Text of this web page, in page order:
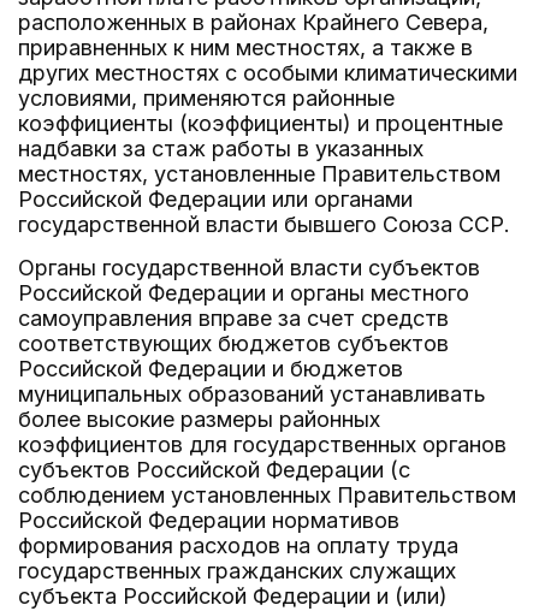
расположенных в районах Крайнего Севера,
приравненных к ним местностях, а также в
других местностях с особыми климатическими
условиями, применяются районные
коэффициенты (коэффициенты) и процентные
надбавки за стаж работы в указанных
местностях, установленные Правительством
Российской Федерации или органами
государственной власти бывшего Союза ССР.
Органы государственной власти субъектов
Российской Федерации и органы местного
самоуправления вправе за счет средств
соответствующих бюджетов субъектов
Российской Федерации и бюджетов
муниципальных образований устанавливать
более высокие размеры районных
коэффициентов для государственных органов
субъектов Российской Федерации (с
соблюдением установленных Правительством
Российской Федерации нормативов
формирования расходов на оплату труда
государственных гражданских служащих
субъекта Российской Федерации и (или)